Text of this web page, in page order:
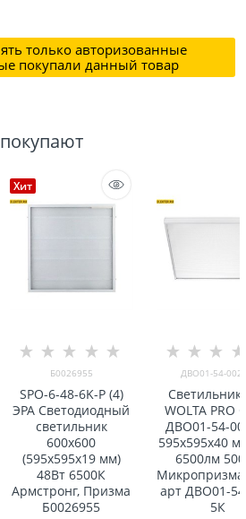
только авторизованные
покупали данный товар
Хит
Б0026955
SPO-6-48-6K-P (4)
ЭРА Светодиодный
светильник
600х600
(595x595x19 мм)
48Вт 6500К
Армстронг, Призма
Б0026955
ДВО01-54-
Светильник
WOLTA PRO
ДВО01-54-
595x595x40
6500лм
Микропризма
арт ДВО01-
5К